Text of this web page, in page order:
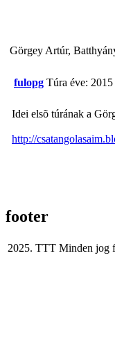
Görgey Artúr,
fulopg Túra éve: 2015
Idei elsõ túrának a
http://
footer
2025. TTT Minden jog